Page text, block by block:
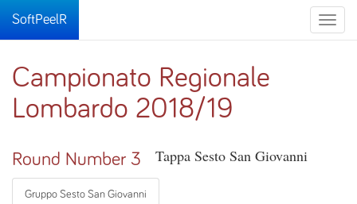
Toggle
SoftPeelR
Campionato Regionale
Lombardo 2018/19
Round Number 3 Tappa Sesto San Giovanni
Gruppo Sesto San Giovanni